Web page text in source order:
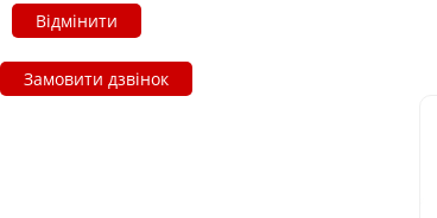
Відмінити
Замовити дзвінок